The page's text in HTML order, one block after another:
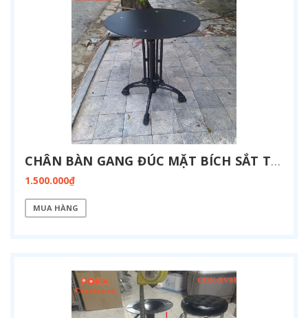
CHÂN BÀN GANG ĐÚC MẶT BÍCH SẮT TRÒN CG-4N-BICH
1.500.000₫
MUA HÀNG